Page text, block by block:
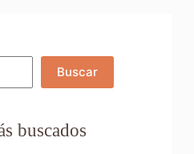
Buscar
buscados